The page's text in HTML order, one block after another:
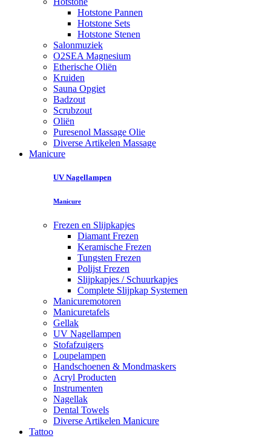
Hotstone Pannen
Hotstone Sets
Hotstone Stenen
Salonmuziek
O2SEA Magnesium
Etherische Oliën
Kruiden
Sauna Opgiet
Badzout
Scrubzout
Oliën
Puresenol Massage Olie
Diverse Artikelen Massage
Manicure
UV Nagellampen
Manicure
Frezen en Slijpkapjes
Diamant Frezen
Keramische Frezen
Tungsten Frezen
Polijst Frezen
Slijpkapjes / Schuurkapjes
Complete Slijpkap Systemen
Manicuremotoren
Manicuretafels
Gellak
UV Nagellampen
Stofafzuigers
Loupelampen
Handschoenen & Mondmaskers
Acryl Producten
Instrumenten
Nagellak
Dental Towels
Diverse Artikelen Manicure
Tattoo